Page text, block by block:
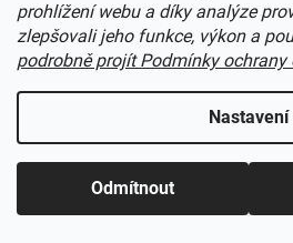
prohlížení webu a díky analýze
zlepšovali jeho funkce, výkon a
podrobně projít Podmínky
Nastavení
Odmítnout
Hlavní katalog PECO